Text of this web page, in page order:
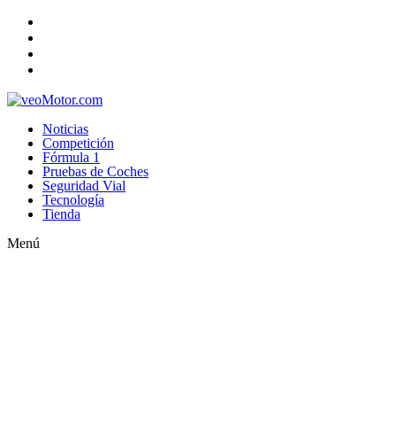
Noticias
Competición
Fórmula 1
Pruebas de Coches
Seguridad Vial
Tecnología
Tienda
Menú